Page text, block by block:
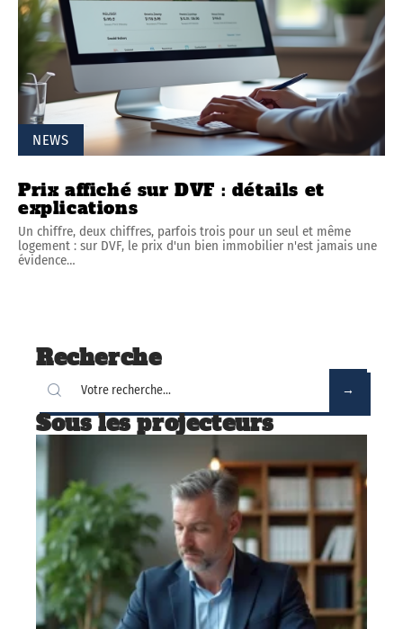
NEWS
Prix affiché sur DVF : détails et
explications
Un chiffre, deux chiffres, parfois trois pour un seul et même
logement : sur DVF, le prix d'un bien immobilier n'est jamais une
évidence…
Recherche
Sous les projecteurs